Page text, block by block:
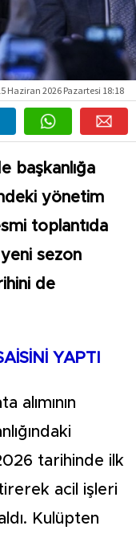
Haziran 2026 Pazartesi 18:18
başkanlığa
yönetim
toplantıda
yeni sezon
de
YAPTI
alımının
tarihinde ilk
acil işleri
Kulüpten